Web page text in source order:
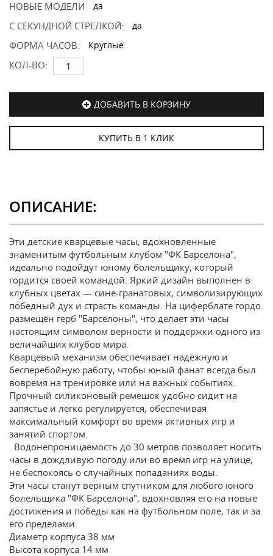
НОВЫЕ МОДЕЛИ да
С СЕКУНДНОЙ СТРЕЛКОЙ: да
ФОРМА ЧАСОВ: Круглые
КОЛ-ВО:
ДОБАВИТЬ В КОРЗИНУ
КУПИТЬ В 1 КЛИК
ОПИСАНИЕ:
Эти детские кварцевые часы, вдохновленные
знаменитым футбольным клубом "ФК Барселона",
идеально подойдут юному болельщику, который
гордится своей командой. Яркий дизайн выполнен в
клубных цветах — сине-гранатовых, символизирующих
победный дух и страсть команды. На циферблате гордо
размещён герб "Барселоны", что делает эти часы
настоящим символом верности и поддержки одного из
величайших клубов мира.
Кварцевый механизм обеспечивает надёжную и
бесперебойную работу, чтобы юный фанат всегда был
вовремя на тренировке или на важных событиях.
Прочный силиконовый ремешок удобно сидит на
запястье и легко регулируется, обеспечивая
максимальный комфорт во время активных игр и
занятий спортом.
. Водонепроницаемость до 30 метров позволяет носить
часы в дождливую погоду или во время игр на улице,
не беспокоясь о случайных попаданиях воды.
Эти часы станут верным спутником для любого юного
болельщика "ФК Барселона", вдохновляя его на новые
достижения и победы как на футбольном поле, так и за
его пределами.
Диаметр корпуса 38 мм
Высота корпуса 14 мм